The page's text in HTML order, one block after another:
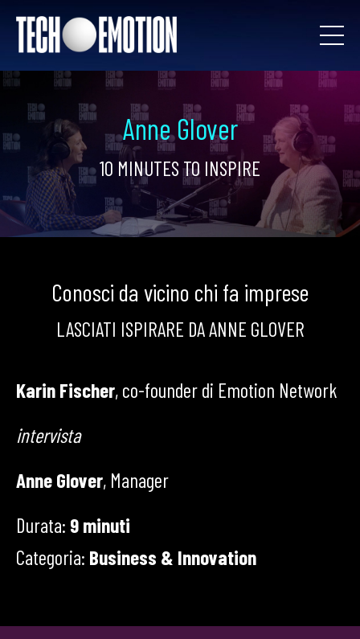
Anne Glover
10 MINUTES TO INSPIRE
Conosci da vicino chi fa imprese
LASCIATI ISPIRARE DA ANNE GLOVER
Karin Fischer, co-founder di Emotion Network
intervista
Anne Glover, Manager
Durata: 9 minuti
Categoria: Business & Innovation